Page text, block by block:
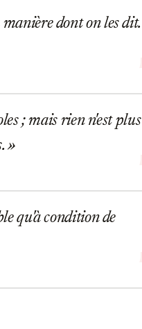
dont on les dit.
; mais rien n'est plus
qu'à condition de